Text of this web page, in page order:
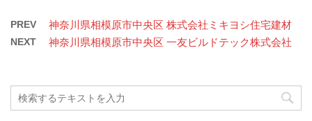
PREV 神奈川県相模原市中央区 株式会社ミキヨシ住宅建材
NEXT 神奈川県相模原市中央区 一友ビルドテック株式会社